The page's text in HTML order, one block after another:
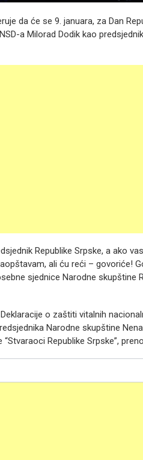
da će se 9. januara, za Dan
a Milorad Dodik kao
Republike Srpske, a ako
ali ću reći – govoriće!
sjednice Narodne skupštine
o zaštiti vitalnih
Narodne skupštine
Republike Srpske”,